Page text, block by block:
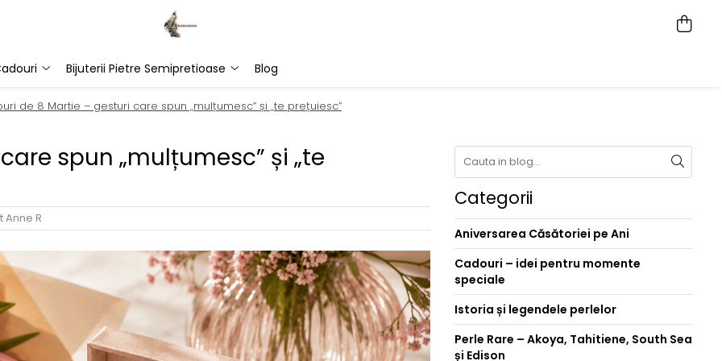
Bijuterii Pietre Semipretioase Blog
de 8 Martie – gesturi care spun „mulțumesc” și „te prețuiesc”
spun „mulțumesc” și „te
Anne R
Categorii
Aniversarea Căsătoriei pe Ani
Cadouri – idei pentru momente
speciale
Istoria și legendele perlelor
Perle Rare – Akoya, Tahitiene, South Sea
și Edison